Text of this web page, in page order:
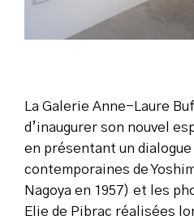
La Galerie Anne-Laure
d’inaugurer son nouvel
en présentant un
contemporaines de
Nagoya en 1957) et les
Elie de Pibrac réalisées